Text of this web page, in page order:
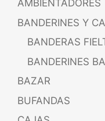
AMBIENTADORES
BANDERINES Y
BANDERAS
BANDERINES
BAZAR
BUFANDAS